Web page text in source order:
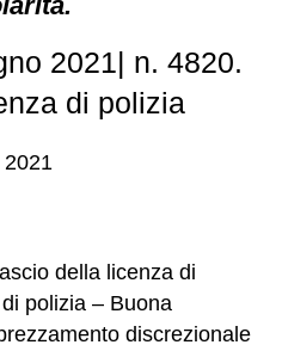
2021| n. 4820.
di polizia
2021
della licenza di
polizia – Buona
discrezionale